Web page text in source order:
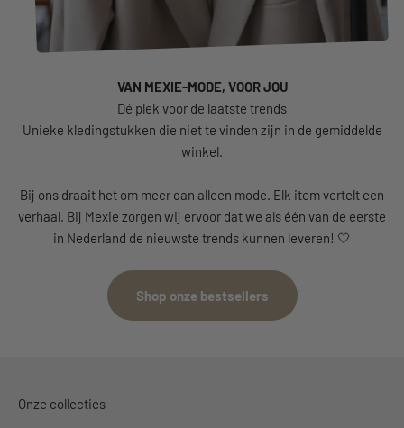
VAN MEXIE-MODE, VOOR JOU
Unieke kledingstukken die niet te vinden zijn in de gemiddelde
winkel.
Bij ons draait het om meer dan alleen mode. Elk item vertelt een
verhaal. Bij Mexie zorgen wij ervoor dat we als één van de eerste
in Nederland de nieuwste trends kunnen leveren! 🤍
Shop onze bestsellers